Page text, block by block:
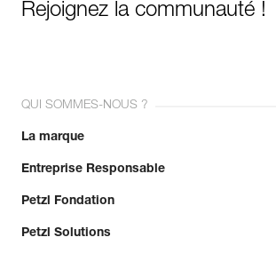
Rejoignez la communauté !
QUI SOMMES-NOUS ?
La marque
Entreprise Responsable
Petzl Fondation
Petzl Solutions